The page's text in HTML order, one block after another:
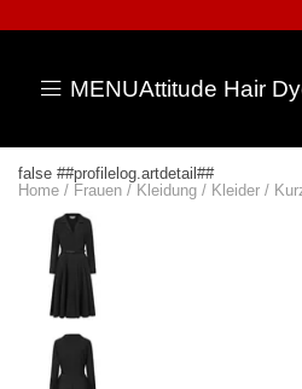
MENUAttitude Hair
false ##profilelog.artdetail##
Home / Frauen / Kleidung / Kleider /